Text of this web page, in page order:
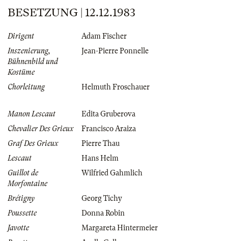
BESETZUNG | 12.12.1983
Dirigent
Adam Fischer
Inszenierung,
Bühnenbild und
Kostüme
Jean-Pierre Ponnelle
Chorleitung Helmuth Froschauer
Manon Lescaut
Edita Gruberova
Chevalier Des Grieux
Francisco Araiza
Graf Des Grieux
Pierre Thau
Lescaut
Hans Helm
Guillot de
Morfontaine
Wilfried Gahmlich
Brétigny
Georg Tichy
Poussette
Donna Robin
Javotte
Margareta Hintermeier